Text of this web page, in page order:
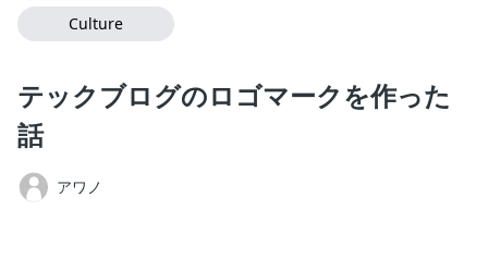
Culture
テックブログのロゴマークを作った
話
アワノ